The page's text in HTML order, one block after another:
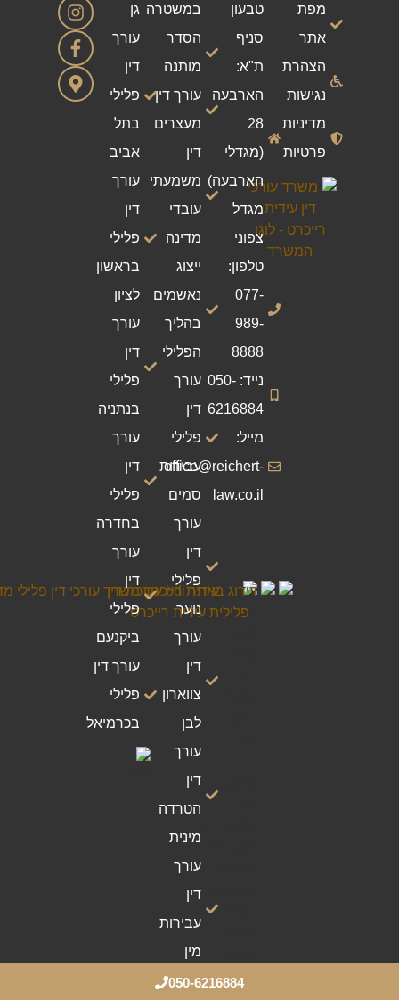
מפת
אתר
הצהרת
נגישות
מדיניות
פרטיות
טבעון
סניף
ת"א:
הארבעה
28
(מגדלי
הארבעה)
מגדל
צפוני
טלפון:
077-
989-
8888
נייד: 050-
6216884
מייל:
office@reichert-
law.co.il
במשטרה
הסדר
מותנה
עורך דין
מעצרים
דין
משמעתי
עובדי
מדינה
ייצוג
נאשמים
בהליך
הפלילי
עורך
דין
פלילי
עבירות
סמים
עורך
דין
פלילי
נוער
עורך
דין
צווארון
לבן
עורך
דין
הטרדה
מינית
עורך
דין
עבירות
מין
גן
עורך
דין
פלילי
בתל
אביב
עורך
דין
פלילי
בראשון
לציון
עורך
דין
פלילי
בנתניה
עורך
דין
פלילי
בחדרה
עורך
דין
פלילי
ביקנעם
עורך דין
פלילי
בכרמיאל
050-6216884